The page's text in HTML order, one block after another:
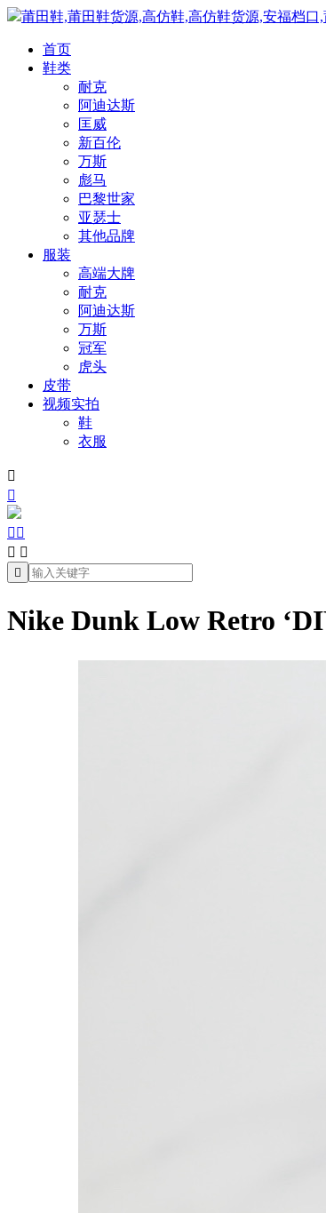
莆田鞋,莆田鞋货源,高仿鞋,高仿鞋货源,安福档
首页
鞋类
耐克
阿迪达斯
匡威
新百伦
万斯
彪马
巴黎世家
亚瑟士
其他品牌
服装
高端大牌
耐克
阿迪达斯
万斯
冠军
虎头
皮带
视频实拍
鞋
衣服


 
 

Nike Dunk Low Retro